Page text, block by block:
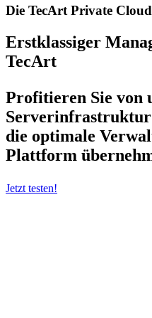
Die TecArt Private
Erstklassiger
TecArt
Profitieren Sie von
Serverinfrastruktur
die optimale
Plattform
Jetzt testen!